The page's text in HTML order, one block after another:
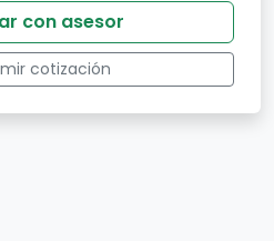
con asesor
cotización